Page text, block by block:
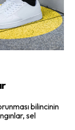
bilincinin
sel